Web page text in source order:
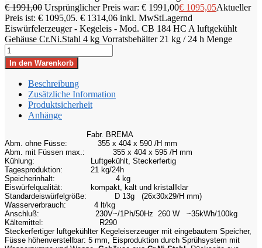
€1991,00 Ursprünglicher Preis war: € 1991,00€ 1095,05Aktueller
Preis ist: € 1095,05. € 1314,06 inkl. MwStLagernd
Eiswürfelerzeuger - Kegeleis - Mod. CB 184 HC A luftgekühlt
Gehäuse Cr.Ni.Stahl 4 kg Vorratsbehälter 21 kg / 24 h Menge
In den Warenkorb
Beschreibung
Zusätzliche Information
Produktsicherheit
Anhänge
Fabr. BREMA
Abm. ohne Füsse:
355 x 404 x 590 /H mm
Abm. mit Füssen max.:
355 x 404 x 595 /H mm
Kühlung:
Luftgekühlt, Steckerfertig
Tagesproduktion:
21 kg/24h
Speicherinhalt:
4 kg
Eiswürfelqualität:
kompakt, kalt und kristallklar
Standardeiswürfelgröße:
D 13g (26x30x29/H mm)
Wasserverbrauch:
4 lt/kg
Anschluß:
230V~/1Ph/50Hz 260 W ~35kWh/100kg
Kältemittel:
R290
Steckerfertiger luftgekühlter Kegeleiserzeuger mit eingebautem Speicher,
Füsse höhenverstellbar: 5 mm, Eisproduktion durch Sprühsystem mit